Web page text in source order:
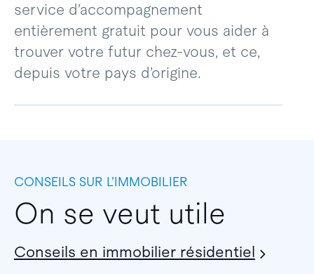
service d’accompagnement
entièrement gratuit pour vous aider à
trouver votre futur chez-vous, et ce,
depuis votre pays d’origine.
CONSEILS SUR L’IMMOBILIER
On se veut utile
Conseils en immobilier résidentiel